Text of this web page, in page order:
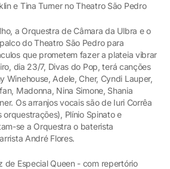
e Tina Turner no Theatro São Pedro
a Orquestra de Câmara da Ulbra e o
do Theatro São Pedro para
que prometem fazer a plateia vibrar
dia 23/7, Divas do Pop, terá canções
Winehouse, Adele, Cher, Cyndi Lauper,
Madonna, Nina Simone, Shania
Os arranjos vocais são de Iuri Corrêa
orquestrações), Plínio Spinato e
se a Orquestra o baterista
André Flores.
de Especial Queen - com repertório